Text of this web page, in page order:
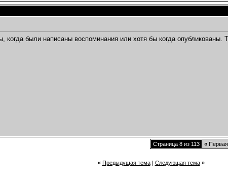
когда были написаны воспоминания или хотя бы когда
Страница 8 из 113 « Первая
« Предыдущая тема| Следующая тема »